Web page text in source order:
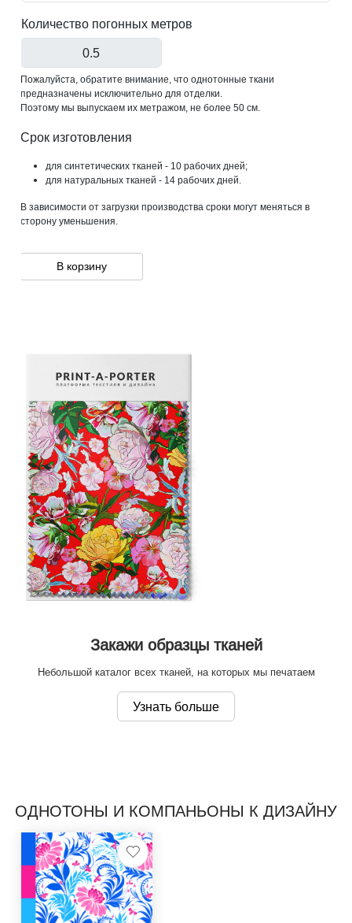
Количество погонных метров
Пожалуйста, обратите внимание, что однотонные ткани
предназначены исключительно для отделки.
Поэтому мы выпускаем их метражом, не более 50 см.
Срок изготовления
для синтетических тканей - 10 рабочих дней;
для натуральных тканей - 14 рабочих дней.
В зависимости от загрузки производства сроки могут меняться в
сторону уменьшения.
В корзину
Закажи образцы тканей
Небольшой каталог всех тканей, на которых мы печатаем
Узнать больше
ОДНОТОНЫ И КОМПАНЬОНЫ К ДИЗАЙНУ